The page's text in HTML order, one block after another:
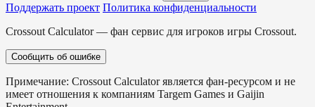
Поддержать проект Политика конфиденциальности
Crossout Calculator — фан сервис для игроков игры Crossout.
Сообщить об ошибке
Примечание: Crossout Calculator является фан-ресурсом и не
имеет отношения к компаниям Targem Games и Gaijin